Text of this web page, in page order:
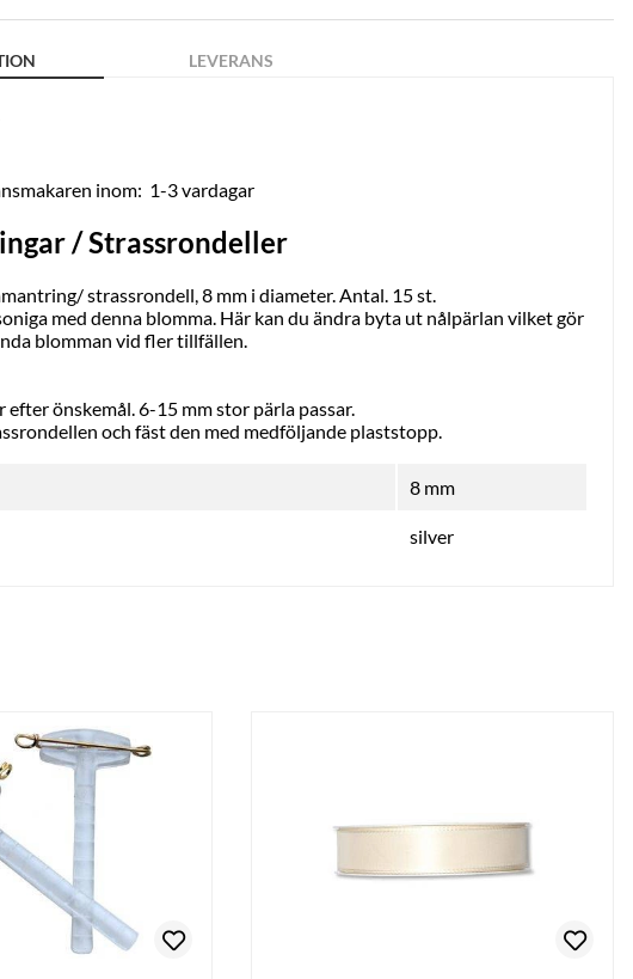
LEVERANS
inom: 1-3 vardagar
/ Strassrondeller
strassrondell, 8 mm i diameter. Antal. 15 st.
med denna blomma. Här kan du ändra byta ut nålpärlan vilket gör
blomman vid fler tillfällen.
önskemål. 6-15 mm stor pärla passar.
och fäst den med medföljande plaststopp.
8 mm
silver